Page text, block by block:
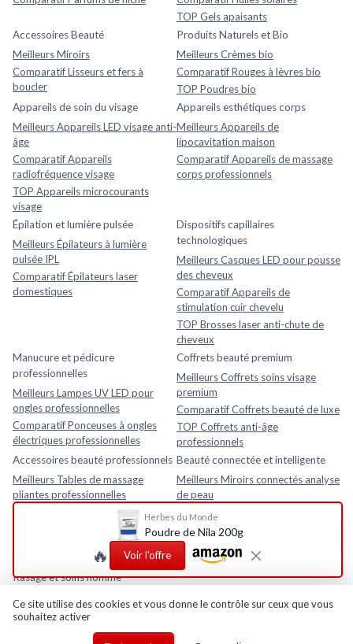
Herbes du Monde
Poudre de Nila 200g
🔥 Voir l'offre
TOP Gels apaisants
Accessoires Beauté
Meilleurs Miroirs
Comparatif Lisseurs et fers à
boucler
Produits Naturels et Bio
Meilleurs Crèmes bio
Comparatif Rouges à lèvres bio
TOP Poudres bio
Appareils de soin du visage
Meilleurs Appareils LED visage anti-
âge
Comparatif Appareils
radiofréquence visage
TOP Appareils microcourants
visage
Appareils esthétiques corps
Meilleurs Appareils de
lipocavitation maison
Comparatif Appareils de massage
corps professionnels
Épilation et lumière pulsée
Meilleurs Épilateurs à lumière
pulsée IPL
Comparatif Épilateurs laser
domestiques
Dispositifs capillaires
technologiques
Meilleurs Casques LED pour pousse
des cheveux
Comparatif Appareils de
stimulation cuir chevelu
TOP Brosses laser anti-chute de
cheveux
Manucure et pédicure
professionnelles
Meilleurs Lampes UV LED pour
ongles professionnelles
Comparatif Ponceuses à ongles
électriques professionnelles
Coffrets beauté premium
Meilleurs Coffrets soins visage
premium
Comparatif Coffrets beauté de luxe
TOP Coffrets anti-âge
professionnels
Accessoires beauté professionnels
Meilleurs Tables de massage
pliantes professionnelles
Comparatif Loupes esthétiques
TOP Fauteuils esthétiques
Beauté connectée et intelligente
Meilleurs Miroirs connectés analyse
de peau
Comparatif Analyseurs de peau
électroniques
TOP Appareils beauté intelligents
avec application mobile
Rasage et soins homme
Ce site utilise des cookies et vous donne le contrôle sur ceux que vous
souhaitez activer